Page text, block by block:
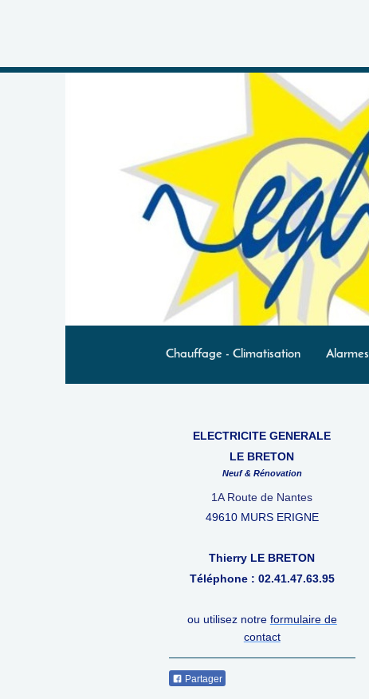
Chauffage - Climatisation Alarmes
ELECTRICITE GENERALE
LE BRETON
Neuf & Rénovation
1A Route de Nantes
49610 MURS ERIGNE
Thierry LE BRETON
Téléphone : 02.41.47.63.95
ou utilisez notre formulaire de
contact
Partager